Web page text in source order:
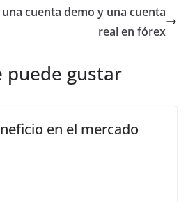
cuenta demo y una cuenta
real en fórex
puede gustar
en el mercado